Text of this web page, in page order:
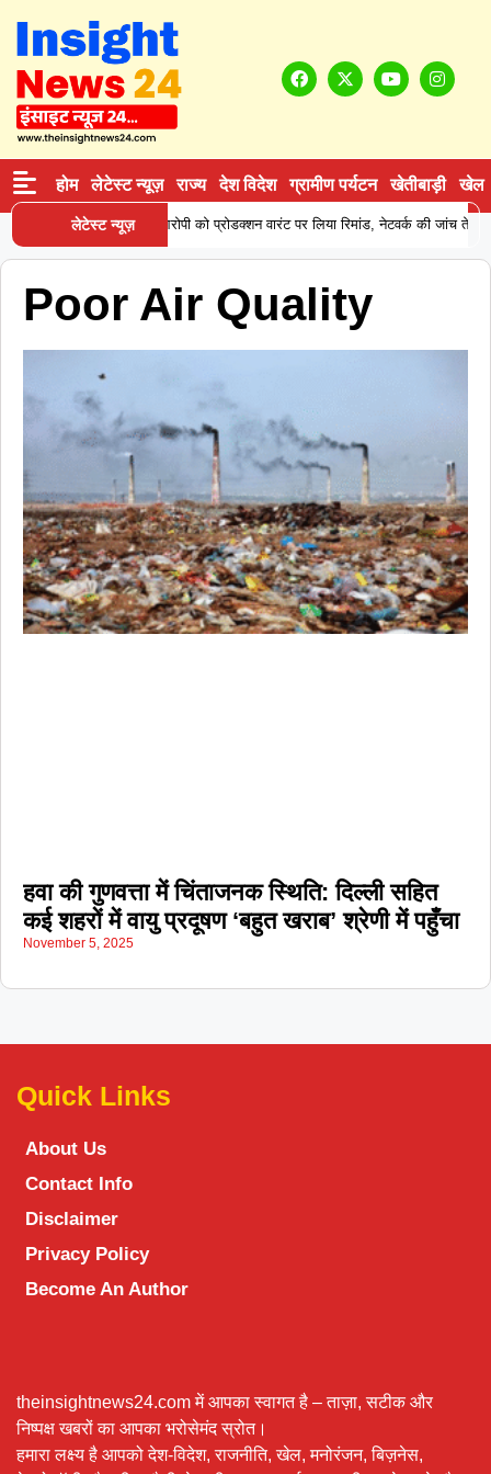
होम लेटेस्ट न्यूज़ राज्य देश विदेश ग्रामीण पर्यटन खेतीबाड़ी खेल
लेटेस्ट न्यूज़
ने कोकीन सप्लाई करने वाले आरोपी को प्रोडक्शन वारंट पर लिया रिमांड, नेटवर्क की जांच तेज
Poor Air Quality
हवा की गुणवत्ता में चिंताजनक स्थिति: दिल्ली सहित
कई शहरों में वायु प्रदूषण ‘बहुत खराब’ श्रेणी में पहुँचा
November 5, 2025
Quick Links
About Us
Contact Info
Disclaimer
Privacy Policy
Become An Author
theinsightnews24.com में आपका स्वागत है – ताज़ा, सटीक और
निष्पक्ष खबरों का आपका भरोसेमंद स्रोत।
हमारा लक्ष्य है आपको देश-विदेश, राजनीति, खेल, मनोरंजन, बिज़नेस,